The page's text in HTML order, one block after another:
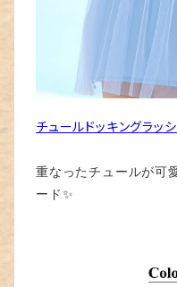
チュールドッキングラッ
重なったチュールが可
ード✨